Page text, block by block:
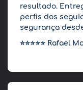
resultado.
perfis dos
segurança
⭐⭐⭐⭐⭐ Rafael